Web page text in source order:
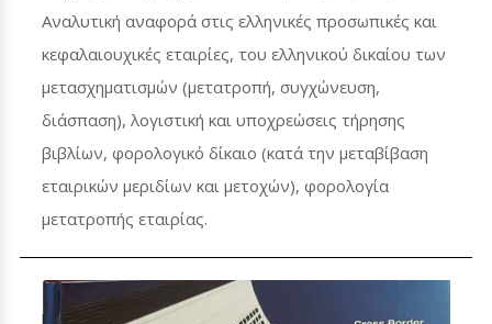
Αναλυτική αναφορά στις ελληνικές προσωπικές και
κεφαλαιουχικές εταιρίες, του ελληνικού δικαίου των
μετασχηματισμών (μετατροπή, συγχώνευση,
διάσπαση), λογιστική και υποχρεώσεις τήρησης
βιβλίων, φορολογικό δίκαιο (κατά την μεταβίβαση
εταιρικών μεριδίων και μετοχών), φορολογία
μετατροπής εταιρίας.